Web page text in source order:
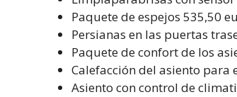
Paquete de espejos 535,50
Persianas en las puertas
Paquete de confort de los
Calefacción del asiento para
Asiento con control de